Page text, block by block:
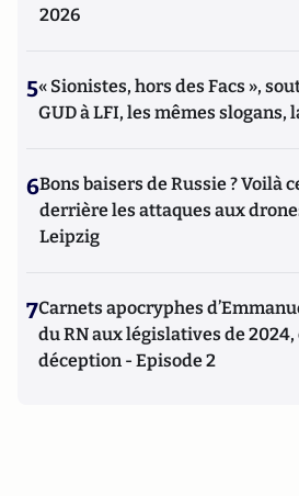
2026
5« Sionistes, hors des Facs »,
GUD à LFI, les mêmes slogans,
6Bons baisers de Russie ? Voilà
derrière les attaques aux
Leipzig
7Carnets apocryphes
du RN aux législatives de
déception - Episode 2